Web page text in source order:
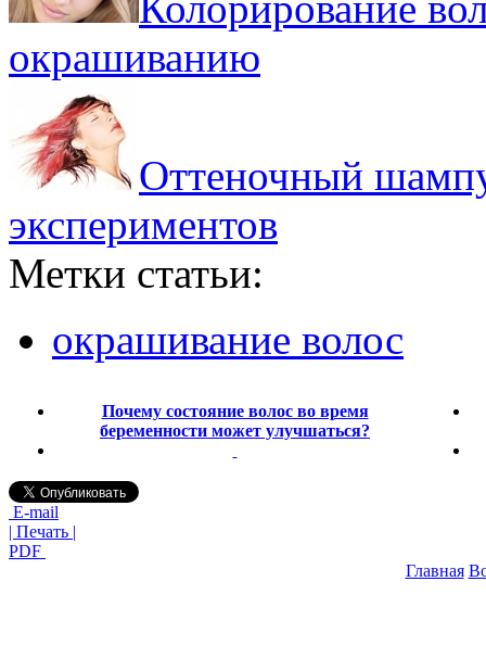
окрашиванию
Оттеночный
экспериментов
Метки статьи:
окрашивание волос
Почему состояние волос во время
беременности может улучшаться?
E-mail
| Печать |
PDF
Главная